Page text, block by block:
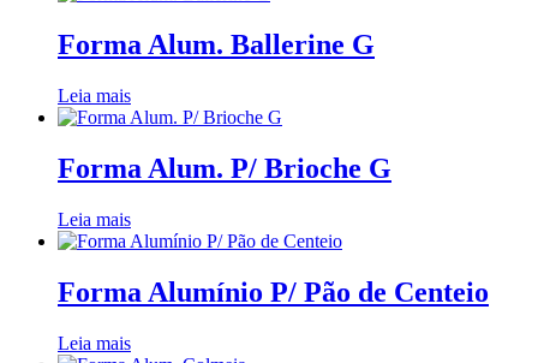
Forma Alum. Ballerine G
Leia mais
Forma Alum. P/ Brioche G
Leia mais
Forma Alumínio P/ Pão de Centeio
Leia mais